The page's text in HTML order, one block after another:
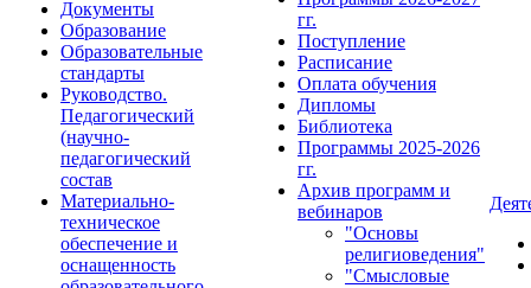
Документы
Образование
Образовательные
стандарты
Руководство.
Педагогический
(научно-
педагогический
состав
Материально-
техническое
обеспечение и
оснащенность
гг.
Поступление
Расписание
Оплата обучения
Дипломы
Библиотека
Программы 2025-2026
гг.
Архив программ и
вебинаров
"Основы
религиоведения"
"Смысловые